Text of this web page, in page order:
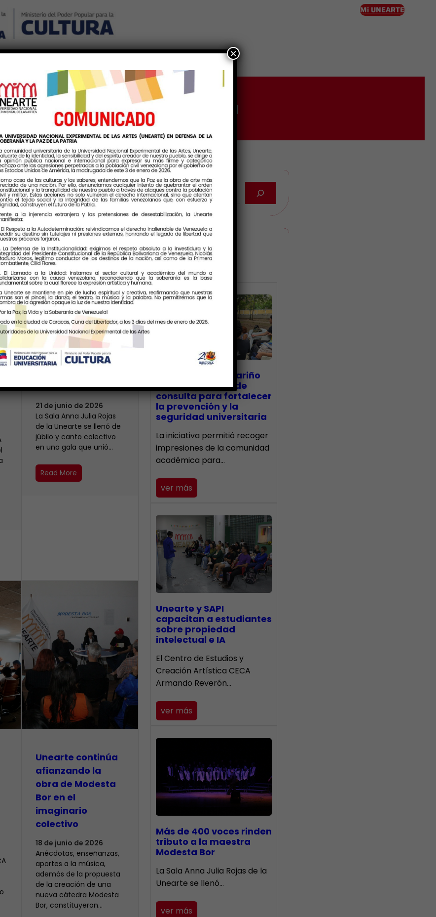
Mi UNEARTE
Ingreso
TransformacionEducativa
Más de 400 voces
rinden tributo a la
Bor
21 de junio de 2026
​La Sala Anna Julia Rojas
de la Unearte se llenó de
júbilo y canto colectivo
en una gala que unió…
Read More
Unearte continúa
afianzando la
obra de Modesta
Bor en el
imaginario
colectivo
18 de junio de 2026
Anécdotas, enseñanzas,
aportes a la música,
además de la propuesta
de la creación de una
nueva cátedra Modesta
Bor, constituyeron…
Últimas Noticias
CECA Santiago Mariño
impulsó jornada de
consulta para fortalecer
la prevención y la
seguridad universitaria
La iniciativa permitió recoger
impresiones de la comunidad
académica para…
ver más
Unearte y SAPI
capacitan a estudiantes
sobre propiedad
intelectual e IA
El Centro de Estudios y
Creación Artística CECA
Armando Reverón…
ver más
Más de 400 voces rinden
tributo a la maestra
Modesta Bor
​La Sala Anna Julia Rojas de la
Unearte se llenó…
ver más
×